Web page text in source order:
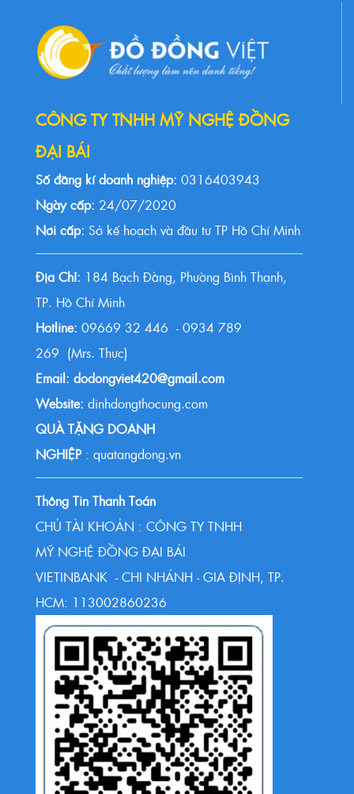
CÔNG TY TNHH MỸ NGHỆ ĐỒNG
ĐẠI BÁI
Số đăng kí doanh nghiệp: 0316403943
Ngày cấp: 24/07/2020
Nơi cấp: Sở kế hoạch và đầu tư TP Hồ Chí Minh
Địa Chỉ: 184 Bạch Đằng, Phường Bình Thạnh,
TP. Hồ Chí Minh
Hotline: 09669 32 446 - 0934 789
269 (Mrs. Thực)
Email: dodongviet420@gmail.com
Website: dinhdongthocung.com
QUÀ TẶNG DOANH
NGHIỆP : quatangdong.vn
Thông Tin Thanh Toán
CHỦ TÀI KHOẢN : CÔNG TY TNHH
MỸ NGHỆ ĐỒNG ĐẠI BÁI
VIETINBANK - CHI NHÁNH - GIA ĐỊNH, TP.
HCM: 113002860236